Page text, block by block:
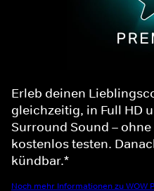
Erleb deinen
gleichzeitig, in Full HD
Surround Sound – ohne
kostenlos testen.
kündbar.*
Noch mehr Informationen zu WOW